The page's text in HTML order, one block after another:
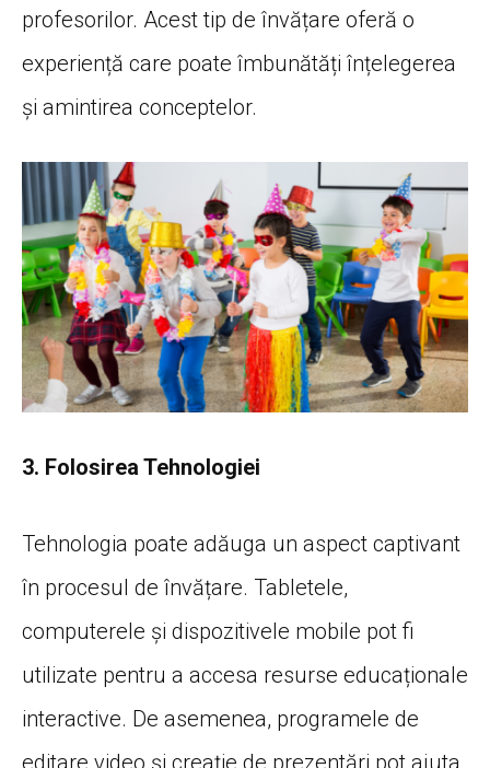
profesorilor. Acest tip de învățare oferă o
experiență care poate îmbunătăți înțelegerea
și amintirea conceptelor.
3. Folosirea Tehnologiei
Tehnologia poate adăuga un aspect captivant
în procesul de învățare. Tabletele,
computerele și dispozitivele mobile pot fi
utilizate pentru a accesa resurse educaționale
interactive. De asemenea, programele de